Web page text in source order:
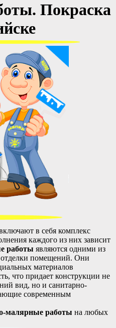
Покраска
в себя комплекс
каждого из них зависит
работы являются одними из
отделки помещений. Они
материалов
что придает конструкции не
вид, но и санитарно-
современным
малярные работы на любых